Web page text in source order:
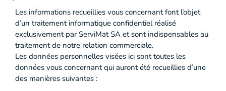
Les informations recueillies vous concernant font l’objet
d’un traitement informatique confidentiel réalisé
exclusivement par ServiMat SA et sont indispensables au
traitement de notre relation commerciale.
Les données personnelles visées ici sont toutes les
données vous concernant qui auront été recueillies d’une
des manières suivantes :